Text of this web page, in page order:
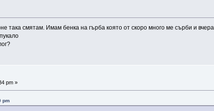
така смятам. Имам бенка на гърба която от скоро много ме сърби и
pm »
pm